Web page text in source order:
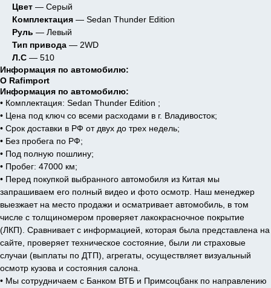
Цвет — Серый
Комплектация — Sedan Thunder Edition
Руль — Левый
Тип привода — 2WD
Л.С — 510
Информация по автомобилю:
О Rafimport
Информация по автомобилю:
• Комплектация: Sedan Thunder Edition ;
• Цена под ключ со всеми расходами в г. Владивосток;
• Срок доставки в РФ от двух до трех недель;
• Без пробега по РФ;
• Под полную пошлину;
• Пробег: 47000 км;
• Перед покупкой выбранного автомобиля из Китая мы
запрашиваем его полный видео и фото осмотр. Наш менеджер
выезжает на место продажи и осматривает автомобиль, в том
числе с толщиномером проверяет лакокрасночное покрытие
(ЛКП). Сравнивает с информацией, которая была представлена на
сайте, проверяет техническое состояние, были ли страховые
случаи (выплаты по ДТП), агрегаты, осуществляет визуальный
осмотр кузова и состояния салона.
• Мы сотрудничаем с Банком ВТБ и Примсоцбанк по направлению